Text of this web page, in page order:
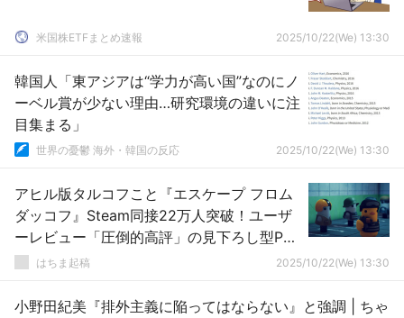
米国株ETFまとめ速報 2025/10/22(We) 13:30
韓国人「東アジアは“学力が高い国”なのにノ
ーベル賞が少ない理由…研究環境の違いに注
目集まる」
世界の憂鬱 海外・韓国の反応 2025/10/22(We) 13:30
アヒル版タルコフこと『エスケープ フロム
ダッコフ』Steam同接22万人突破！ユーザ
ーレビュー「圧倒的高評」の見下ろし型PvE
脱出シューター
はちま起稿 2025/10/22(We) 13:30
小野田紀美『排外主義に陥ってはならない』と強調 | ちゃ